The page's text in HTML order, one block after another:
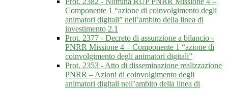
Componente 1 “azione di coinvolgimento degli
animatori digitali” nell’ambito della linea di
investimento 2.1
Prot. 2377 - Decreto di assunzione a bilancio -
PNRR Missione 4 – Componente 1 “azione di
coinvolgimento degli animatori digitali”
Prot. 2353 - Atto di disseminazione realizzazione
PNRR – Azioni di coinvolgimento degli
animatori digitali nell’ambito della linea di